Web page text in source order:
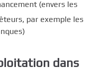
(envers les
par exemple les
dans